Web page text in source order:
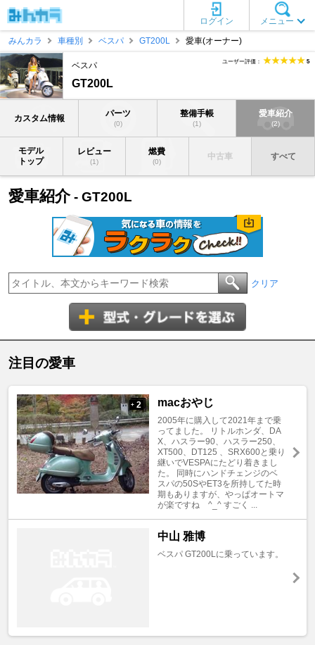
メニュー
ログイン
みんカラ
車種別 ベスパ GT200L 愛車(オーナー)
ベスパ
GT200L
ユーザー評価： 5
カスタム情報 パーツ
(0)
整備手帳
(1)
愛車紹介
(2)
モデル
トップ
レビュー
(1)
燃費
(0)
中古車 すべて
愛車紹介- GT200L
クリア
注目の愛車
+ 2 macおやじ
2005年に購入して2021年まで乗
ってました。 リトルホンダ、DA
X、ハスラー90、ハスラー250、
XT500、DT125 、SRX600と乗り
継いでVESPAにたどり着きまし
た。 同時にハンドチェンジのベ
スパの50SやET3を所持してた時
期もありますが、やっぱオートマ
が楽ですね ^_^ すごく ...
中山 雅博
ベスパ GT200Lに乗っています。